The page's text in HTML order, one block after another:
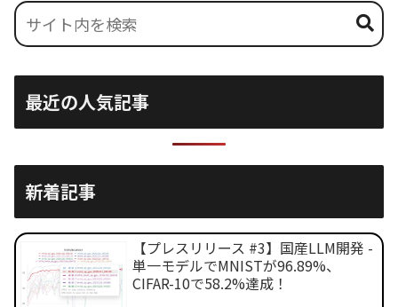
最近の人気記事
新着記事
【プレスリリース #3】国産LLM開発 -
単一モデルでMNISTが96.89%、
CIFAR-10で58.2%達成！